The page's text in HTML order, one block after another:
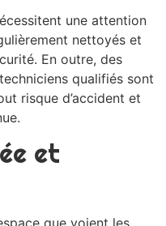
une attention
nettoyés et
En outre, des
qualifiés sont
risque d’accident et
et